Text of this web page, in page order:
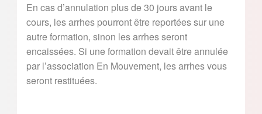
En cas d’annulation plus de 30 jours avant le
cours, les arrhes pourront être reportées sur une
autre formation, sinon les arrhes seront
encaissées. Si une formation devait être annulée
par l’association En Mouvement, les arrhes vous
seront restituées.